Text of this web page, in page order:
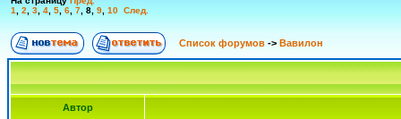
1
2 3 4 5 6 7 8 9 10 След.
Список форумов -> Вавилон
Автор